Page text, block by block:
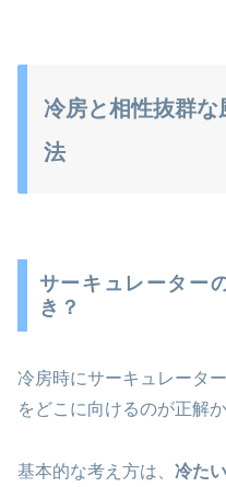
冷房と相性抜群
法
サーキュレーター
き？
冷房時にサーキュレータ
をどこに向けるのが正解
基本的な考え方は、 冷た